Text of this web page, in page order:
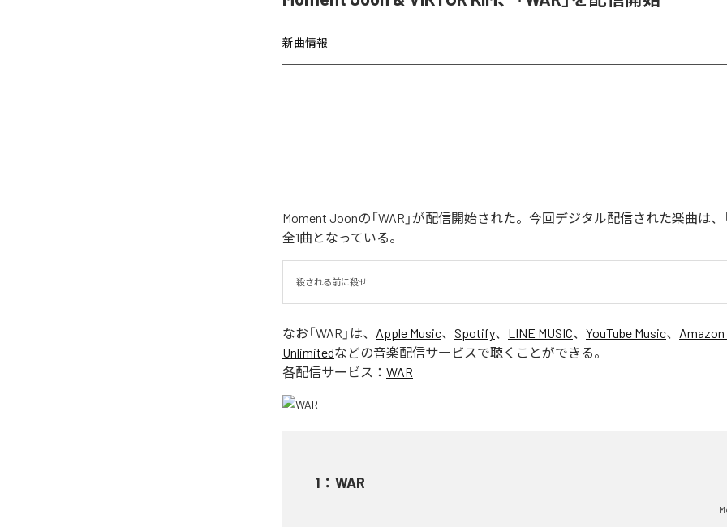
新曲情報
Moment Joonの「WAR」が配信開始された。今回デジタル配信された楽曲は、
全1曲となっている。
殺される前に殺せ
なお「WAR 」は、 Apple Music、 Spotify、 LINE MUSIC、 YouTube Music、
Unlimitedなどの音楽配信サービスで聴くことができる。
各配信サービス： WAR
1 ： WAR